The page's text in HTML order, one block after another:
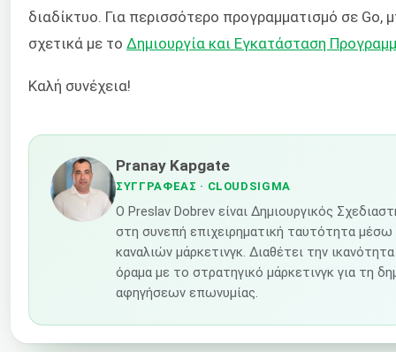
διαδίκτυο. Για περισσότερο προγραμματισμό σε Go,
σχετικά με το Δημιουργία και Εγκατάσταση
Καλή συνέχεια!
Pranay Kapgate
ΣΥΓΓΡΑΦΈΑΣ · CLOUDSIGMA
Ο Preslav Dobrev είναι Δημιουργικός
στη συνεπή επιχειρηματική ταυτότητα
καναλιών μάρκετινγκ. Διαθέτει την
όραμα με το στρατηγικό μάρκετινγκ για τη
αφηγήσεων επωνυμίας.